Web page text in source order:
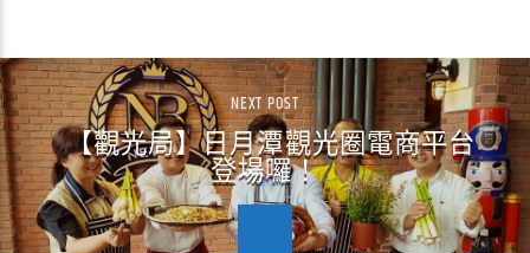
NEXT POST
【觀光局】日月潭觀光圈電商平台
登場囉！